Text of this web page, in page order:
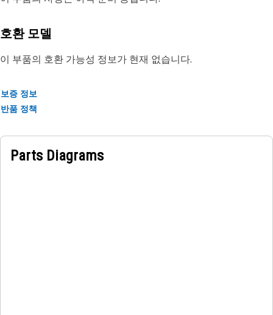
호환 모델
이 부품의 호환 가능성 정보가 현재 없습니다.
보증 정보
반품 정책
Parts Diagrams